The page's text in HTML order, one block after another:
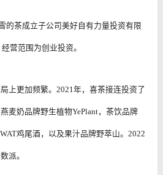
的茶成立子公司美好自有力量投资有限
营范围为创业投资。
上更加频繁。2021年，喜茶接连投资了
麦奶品牌野生植物YePlant，茶饮品牌
鸡尾酒，以及果汁品牌野萃山。2022
派。